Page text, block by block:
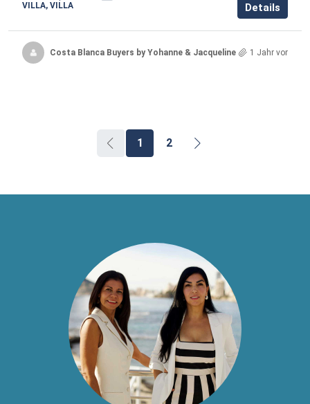
VILLA, VILLA Details
Costa Blanca Buyers by Yohanne & Jacqueline 1 Jahr vor
1 2